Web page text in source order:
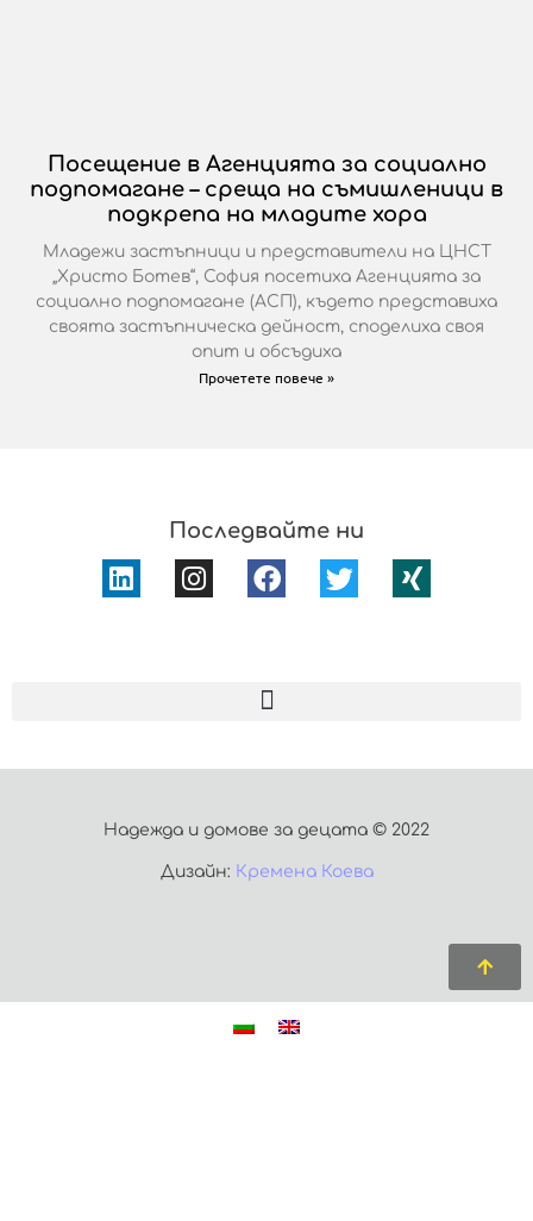
Посещение в Агенцията за социално
подпомагане – среща на съмишленици в
подкрепа на младите хора
Младежи застъпници и представители на ЦНСТ
„Христо Ботев“, София посетиха Агенцията за
социално подпомагане (АСП), където представиха
своята застъпническа дейност, споделиха своя
опит и обсъдиха
Прочетете повече »
Последвайте ни
Надежда и домове за децата © 2022
Дизайн: Кремена Коева